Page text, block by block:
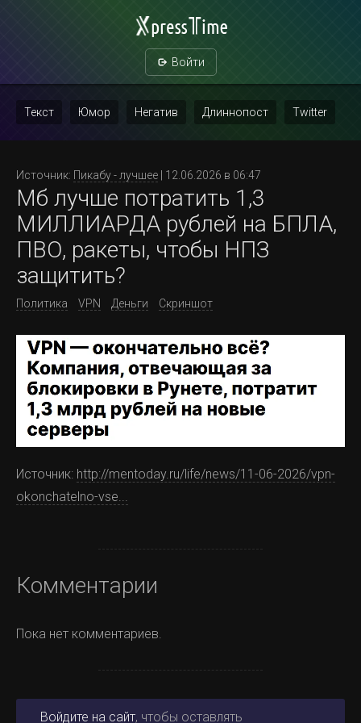
Войти
Текст Юмор Негатив Длиннопост Twitter
Повтор
Источник: Пикабу - лучшее | 12.06.2026 в 06:47
Мб лучше потратить 1,3
МИЛЛИАРДА рублей на БПЛА,
ПВО, ракеты, чтобы НПЗ
защитить?
Политика VPN Деньги Скриншот
Источник: http://mentoday.ru/life/news/11-06-2026/vpn-
okonchatelno-vse...
Комментарии
Пока нет комментариев.
Войдите на сайт, чтобы оставлять